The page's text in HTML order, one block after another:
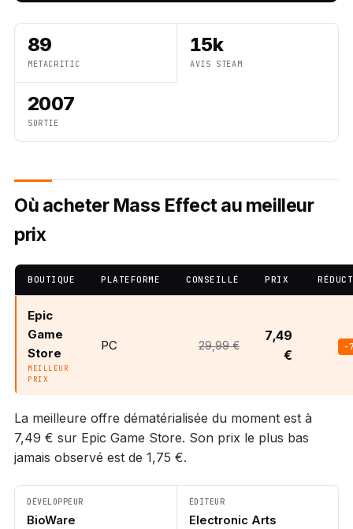
89
METACRITIC
15k
AVIS STEAM
2007
SORTIE
Où acheter Mass Effect au meilleur
prix
BOUTIQUE PLATEFORME CONSEILLÉ PRIX
Epic
Game
Store
MEILLEUR
PRIX
PC 29,99 €
7,49
€
-
La meilleure offre dématérialisée du moment est à
7,49 € sur Epic Game Store. Son prix le plus bas
jamais observé est de 1,75 €.
DÉVELOPPEUR
BioWare
ÉDITEUR
Electronic Arts